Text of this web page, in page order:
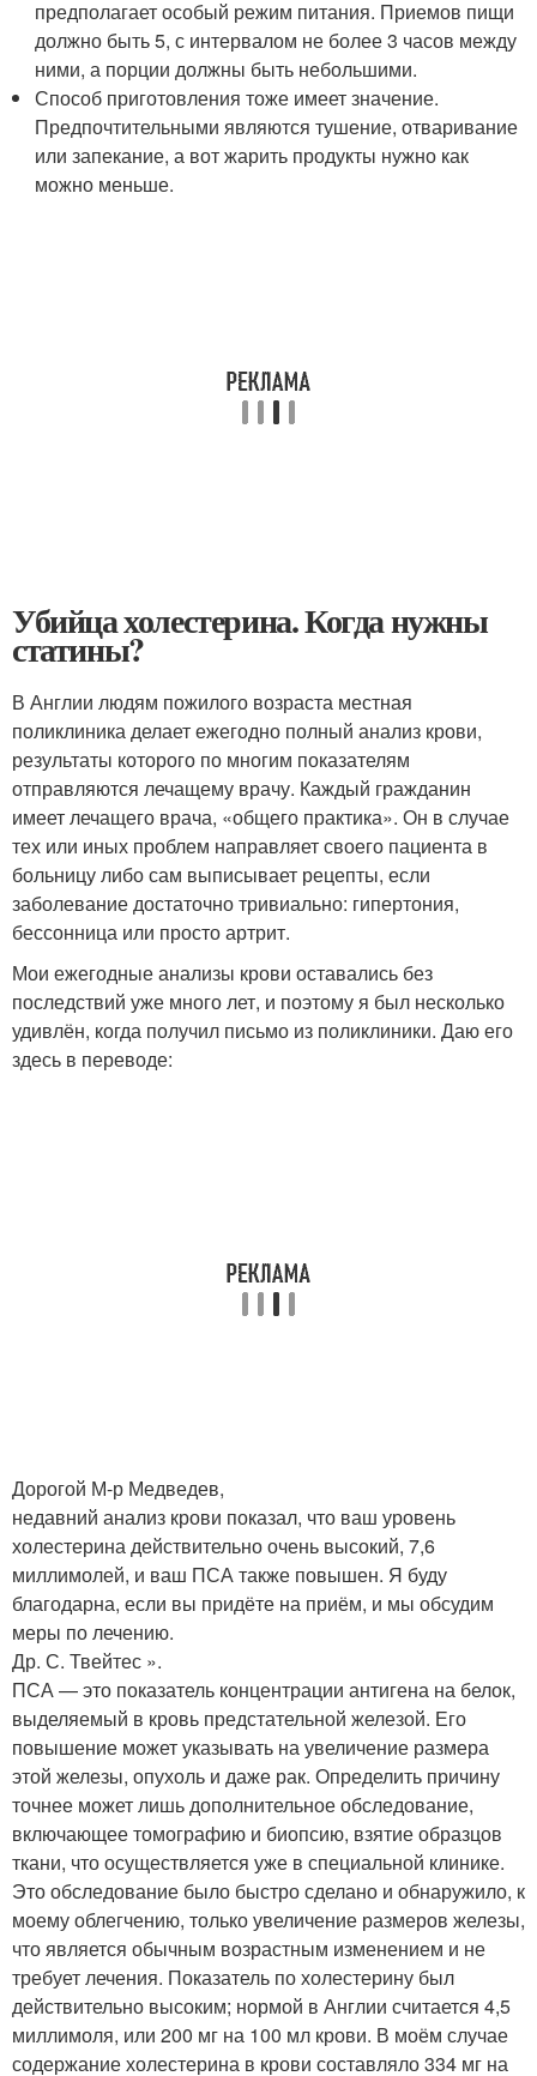
предполагает особый режим питания. Приемов пищи
должно быть 5, с интервалом не более 3 часов между
ними, а порции должны быть небольшими.
Способ приготовления тоже имеет значение.
Предпочтительными являются тушение, отваривание
или запекание, а вот жарить продукты нужно как
можно меньше.
Убийца холестерина. Когда нужны
статины?
В Англии людям пожилого возраста местная
поликлиника делает ежегодно полный анализ крови,
результаты которого по многим показателям
отправляются лечащему врачу. Каждый гражданин
имеет лечащего врача, «общего практика». Он в случае
тех или иных проблем направляет своего пациента в
больницу либо сам выписывает рецепты, если
заболевание достаточно тривиально: гипертония,
бессонница или просто артрит.
Мои ежегодные анализы крови оставались без
последствий уже много лет, и поэтому я был несколько
удивлён, когда получил письмо из поликлиники. Даю его
здесь в переводе:
Дорогой М-р Медведев,
недавний анализ крови показал, что ваш уровень
холестерина действительно очень высокий, 7,6
миллимолей, и ваш ПСА также повышен. Я буду
благодарна, если вы придёте на приём, и мы обсудим
меры по лечению.
Др. С. Твейтес ».
ПСА — это показатель концентрации антигена на белок,
выделяемый в кровь предстательной железой. Его
повышение может указывать на увеличение размера
этой железы, опухоль и даже рак. Определить причину
точнее может лишь дополнительное обследование,
включающее томографию и биопсию, взятие образцов
ткани, что осуществляется уже в специальной клинике.
Это обследование было быстро сделано и обнаружило, к
моему облегчению, только увеличение размеров железы,
что является обычным возрастным изменением и не
требует лечения. Показатель по холестерину был
действительно высоким; нормой в Англии считается 4,5
миллимоля, или 200 мг на 100 мл крови. В моём случае
содержание холестерина в крови составляло 334 мг на